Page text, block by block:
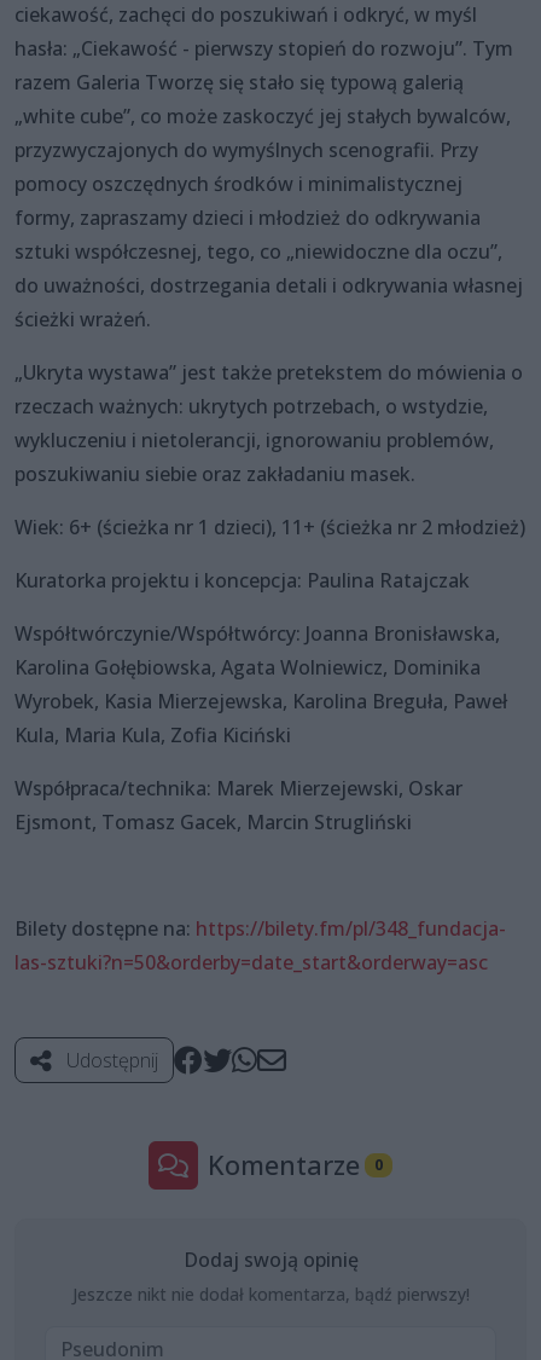
ciekawość, zachęci do poszukiwań i odkryć, w myśl
hasła: „Ciekawość - pierwszy stopień do rozwoju”. Tym
razem Galeria Tworzę się stało się typową galerią
„white cube”, co może zaskoczyć jej stałych bywalców,
przyzwyczajonych do wymyślnych scenografii. Przy
pomocy oszczędnych środków i minimalistycznej
formy, zapraszamy dzieci i młodzież do odkrywania
sztuki współczesnej, tego, co „niewidoczne dla oczu”,
do uważności, dostrzegania detali i odkrywania własnej
ścieżki wrażeń.
„Ukryta wystawa” jest także pretekstem do mówienia o
rzeczach ważnych: ukrytych potrzebach, o wstydzie,
wykluczeniu i nietolerancji, ignorowaniu problemów,
poszukiwaniu siebie oraz zakładaniu masek.
Wiek: 6+ (ścieżka nr 1 dzieci), 11+ (ścieżka nr 2 młodzież)
Kuratorka projektu i koncepcja: Paulina Ratajczak
Współtwórczynie/Współtwórcy: Joanna Bronisławska,
Karolina Gołębiowska, Agata Wolniewicz, Dominika
Wyrobek, Kasia Mierzejewska, Karolina Breguła, Paweł
Kula, Maria Kula, Zofia Kiciński
Współpraca/technika: Marek Mierzejewski, Oskar
Ejsmont, Tomasz Gacek, Marcin Strugliński
Bilety dostępne na: https://bilety.fm/pl/348_fundacja-
las-sztuki?n=50&orderby=date_start&orderway=asc
Udostępnij
Komentarze 0
Dodaj swoją opinię
Jeszcze nikt nie dodał komentarza, bądź pierwszy!